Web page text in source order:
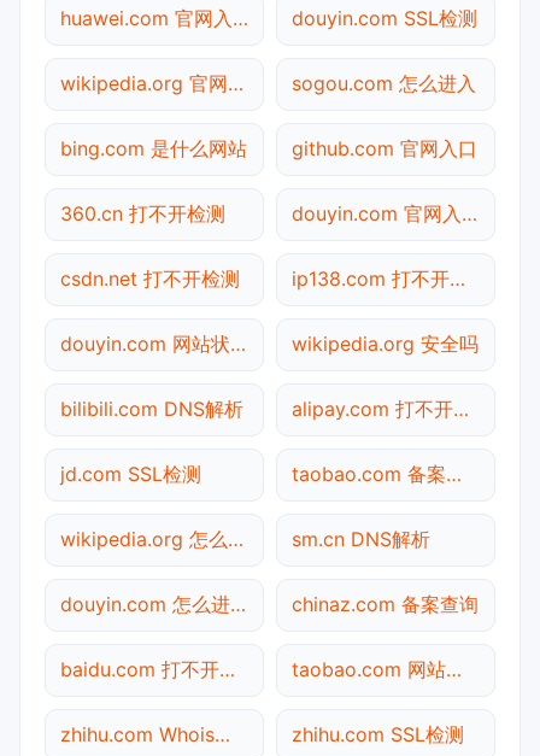
huawei.com 官网入口 douyin.com SSL检测
wikipedia.org 官网入口 sogou.com 怎么进入
bing.com 是什么网站 github.com 官网入口
360.cn 打不开检测 douyin.com 官网入口
csdn.net 打不开检测 ip138.com 打不开检测
douyin.com 网站状态 wikipedia.org 安全吗
bilibili.com DNS解析 alipay.com 打不开检测
jd.com SSL检测 taobao.com 备案查询
wikipedia.org 怎么进入 sm.cn DNS解析
douyin.com 怎么进入 chinaz.com 备案查询
baidu.com 打不开检测 taobao.com 网站状态
zhihu.com Whois查询 zhihu.com SSL检测